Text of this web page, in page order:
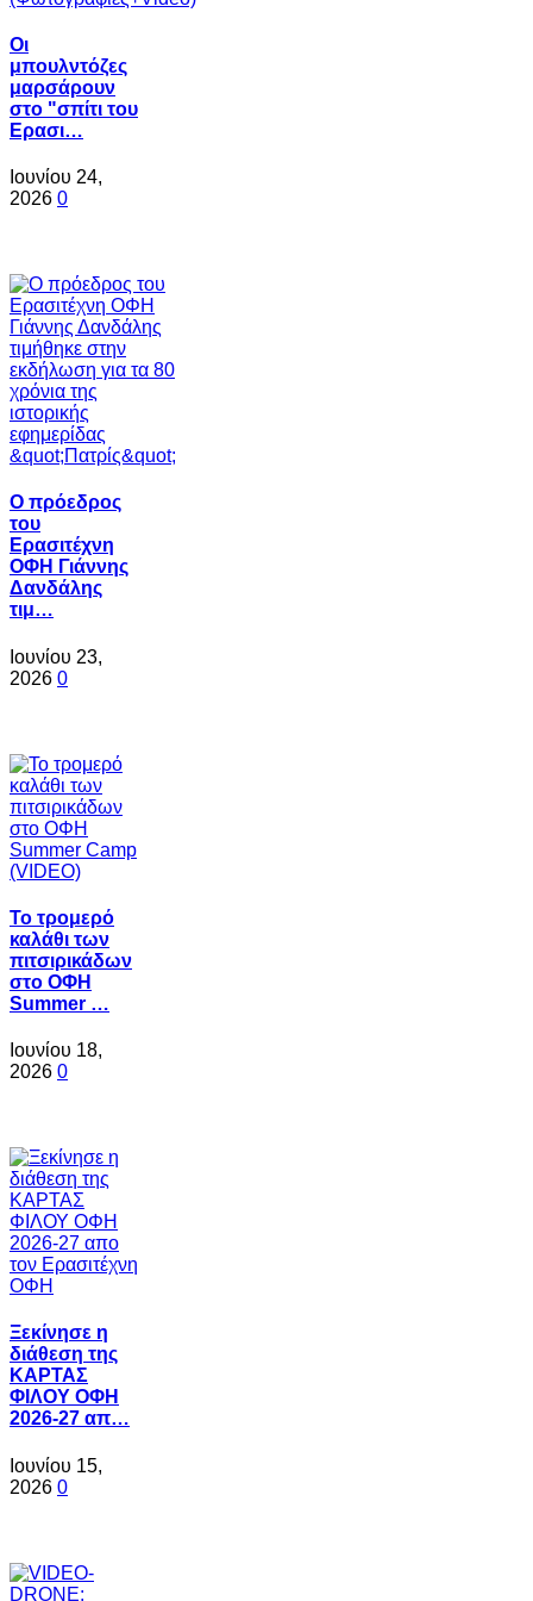
Oι
μπουλντόζες
μαρσάρουν
στο "σπίτι του
Ερασι…
Ιουνίου 24,
2026 0
Ο πρόεδρος
του
Ερασιτέχνη
ΟΦΗ Γιάννης
Δανδάλης
τιμ…
Ιουνίου 23,
2026 0
Το τρομερό
καλάθι των
πιτσιρικάδων
στο ΟΦΗ
Summer …
Ιουνίου 18,
2026 0
Ξεκίνησε η
διάθεση της
ΚΑΡΤΑΣ
ΦΙΛΟΥ ΟΦΗ
2026-27 απ…
Ιουνίου 15,
2026 0